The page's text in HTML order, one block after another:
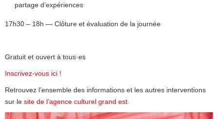
partage d’expériences
17h30 – 18h — Clôture et évaluation de la journée
Gratuit et ouvert à tous·es
Inscrivez-vous ici !
Retrouvez l’ensemble des informations et les autres interventions
sur le site de l’agence culturel grand est